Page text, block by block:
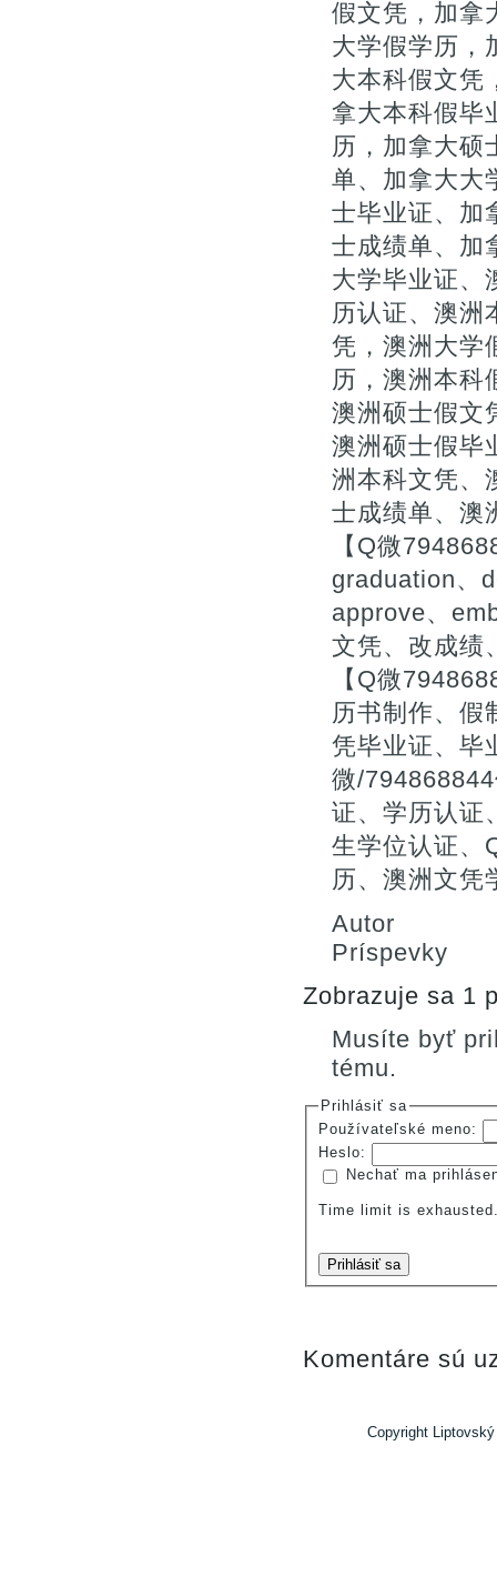
假文凭，加拿
大学假学历，
大本科假文凭
拿大本科假毕
历，加拿大硕
单、加拿大大
士毕业证、加
士成绩单、加
大学毕业证、
历认证、澳洲
凭，澳洲大学
历，澳洲本科
澳洲硕士假文
澳洲硕士假毕
洲本科文凭、
士成绩单、澳
【Q微
graduation、
approve、
文凭、改成绩
【Q微
历书制作、假
凭毕业证、毕
微/
证、学历认证
生学位认证、
历、澳洲文凭
Autor
Príspevky
Zobrazuje sa 1
Musíte byť
tému.
Prihlásiť sa
Používateľské meno:
Heslo:
Nechať ma
Time limit is
Prihlásiť sa
Komentáre sú
Copyright